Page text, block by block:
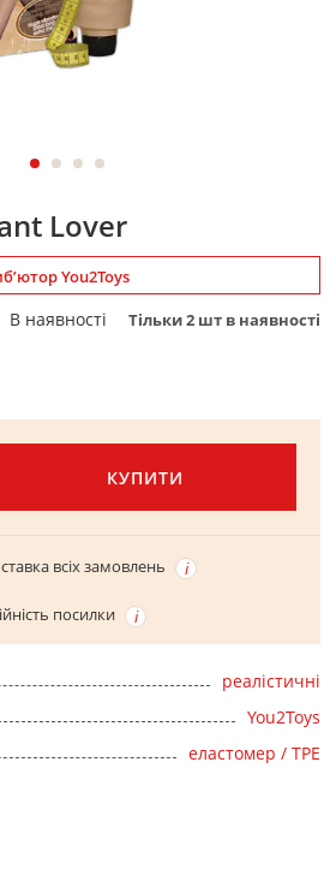
Lover
You2Toys
В наявності Тільки2 шт в наявності
КУПИТИ
всіх замовлень
посилки
реалістичні
You2Toys
еластомер / TPE